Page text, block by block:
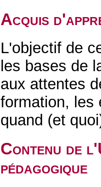
Acquis
L'objectif de
les bases de
aux attentes
formation, les
quand (et
Contenu de
pédagogique